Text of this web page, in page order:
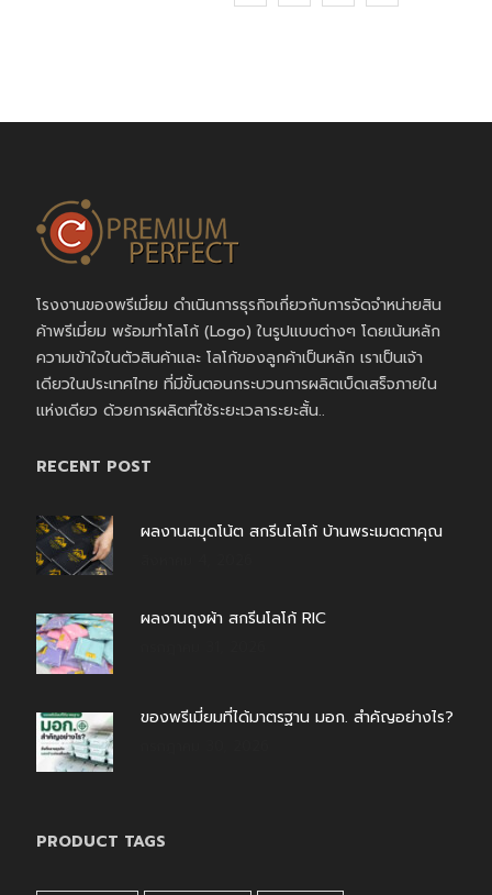
โรงงานของพรีเมี่ยม ดำเนินการธุรกิจเกี่ยวกับการจัดจำหน่ายสิน
ค้าพรีเมี่ยม พร้อมทำโลโก้ (Logo) ในรูปแบบต่างๆ โดยเน้นหลัก
ความเข้าใจในตัวสินค้าและ โลโก้ของลูกค้าเป็นหลัก เราเป็นเจ้า
เดียวในประเทศไทย ที่มีขั้นตอนกระบวนการผลิตเบ็ดเสร็จภายใน
แห่งเดียว ด้วยการผลิตที่ใช้ระยะเวลาระยะสั้น..
RECENT POST
ผลงานสมุดโน้ต สกรีนโลโก้ บ้านพระเมตตาคุณ
ผลงานถุงผ้า สกรีนโลโก้ RIC
ของพรีเมี่ยมที่ได้มาตรฐาน มอก. สำคัญอย่างไร?
PRODUCT TAGS